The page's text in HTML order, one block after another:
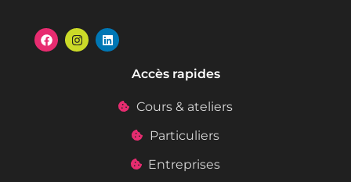
Accès rapides
Cours & ateliers
Particuliers
Entreprises